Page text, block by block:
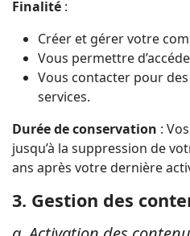
Finalité :
Créer et gérer votre
Vous permettre
Vous contacter pour
services.
Durée de conservation :
jusqu’à la suppression de
ans après votre dernière
3. Gestion des